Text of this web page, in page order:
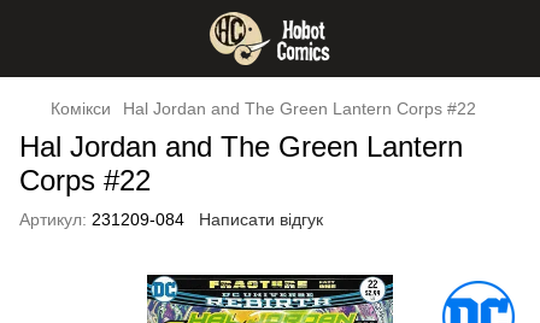
Комікси Hal Jordan and The Green Lantern Corps #22
Hal Jordan and The Green Lantern
Corps #22
Артикул: 231209-084 Написати відгук